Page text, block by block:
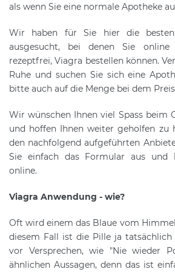
als wenn Sie eine normale Apotheke
Wir haben für Sie hier die besten
ausgesucht, bei denen Sie online
rezeptfrei, Viagra bestellen können.
Ruhe und suchen Sie sich eine
bitte auch auf die Menge bei dem
Wir wünschen Ihnen viel Spass beim
und hoffen Ihnen weiter geholfen zu
den nachfolgend aufgeführten
Sie einfach das Formular aus und
online.
Viagra Anwendung - wie?
Oft wird einem das Blaue vom
diesem Fall ist die Pille ja tatsächlich
vor Versprechen, wie "Nie wieder
ähnlichen Aussagen, denn das ist